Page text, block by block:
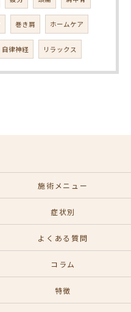
巻き肩 ホームケア
自律神経 リラックス
施術メニュー
症状別
よくある質問
コラム
特徴